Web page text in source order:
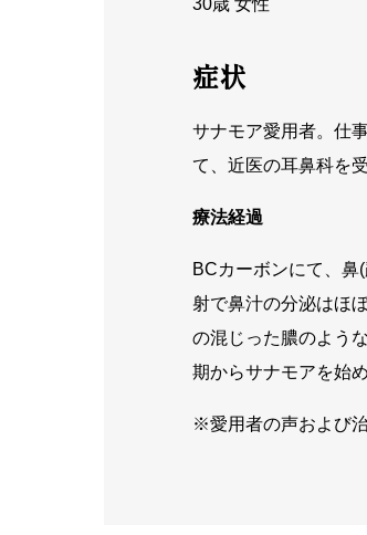
30歳 女性
症状
サナモア愛用者。仕
て、近医の耳鼻科を
療法経過
BCカーボンにて、鼻
射で鼻汁の分泌はほ
の混じった膿のよう
期からサナモアを始
※愛用者の声および